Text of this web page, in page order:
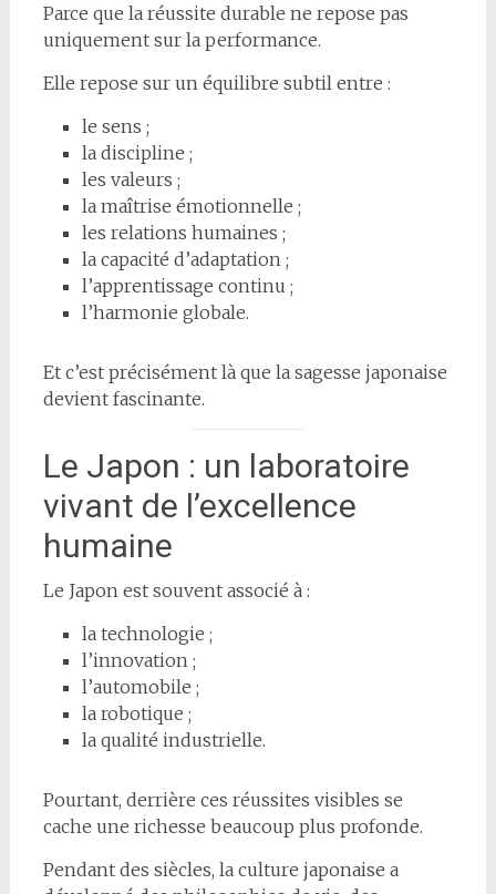
Parce que la réussite durable ne repose pas
uniquement sur la performance.
Elle repose sur un équilibre subtil entre :
le sens ;
la discipline ;
les valeurs ;
la maîtrise émotionnelle ;
les relations humaines ;
la capacité d’adaptation ;
l’apprentissage continu ;
l’harmonie globale.
Et c’est précisément là que la sagesse japonaise
devient fascinante.
Le Japon : un laboratoire
vivant de l’excellence
humaine
Le Japon est souvent associé à :
la technologie ;
l’innovation ;
l’automobile ;
la robotique ;
la qualité industrielle.
Pourtant, derrière ces réussites visibles se
cache une richesse beaucoup plus profonde.
Pendant des siècles, la culture japonaise a